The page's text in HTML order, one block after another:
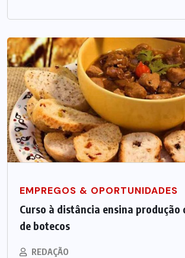
EMPREGOS & OPORTUNIDADES
Curso à distância ensina produção
de botecos
REDAÇÃO